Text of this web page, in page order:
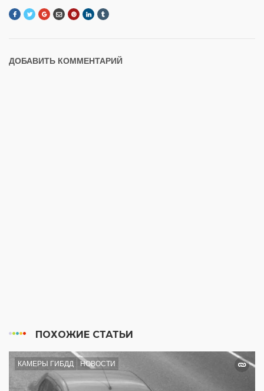
ДОБАВИТЬ КОММЕНТАРИЙ
ПОХОЖИЕ СТАТЬИ
КАМЕРЫ ГИБДД НОВОСТИ